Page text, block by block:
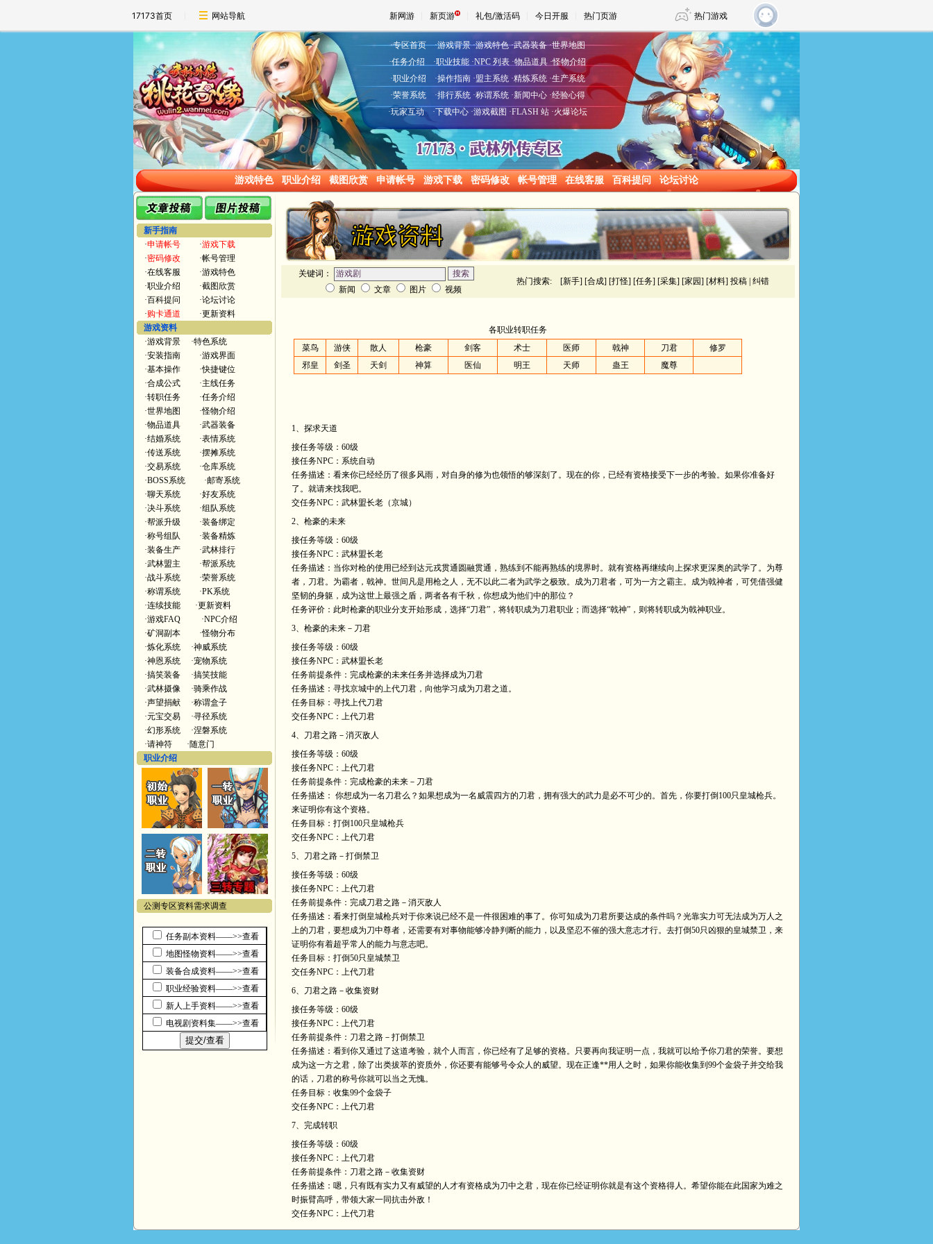
17173首页 网站导航 新网游 新页游 礼包/激活码 今日开服 热门页游 热门游戏
魔兽 DNF 传奇4
天堂 剑网3旗舰版 新天龙八部
王权与自由 诛仙世界 仙剑世界
·专区首页·游戏背景·游戏特色·武器装备·世界地图
·任务介绍 ·职业技能 ·NPC 列表 ·物品道具 ·怪物介绍
·职业介绍 ·操作指南·盟主系统·精炼系统·生产系统
·荣誉系统·排行系统·称谓系统·新闻中心·经验心得
·玩家互动·下载中心·游戏截图 ·FLASH 站·火爆论坛
游戏特色 职业介绍 截图欣赏 申请帐号 游戏下载 密码修改 帐号管理 在线客服 百科提问 论坛讨论
新手指南
·申请帐号 ·游戏下载
·密码修改 ·帐号管理
·在线客服 ·游戏特色
·职业介绍 ·截图欣赏
·百科提问 ·论坛讨论
·购卡通道 ·更新资料
游戏资料
·游戏背景 ·特色系统
·安装指南 ·游戏界面
·基本操作 ·快捷键位
·合成公式 ·主线任务
·转职任务 ·任务介绍
·世界地图 ·怪物介绍
·物品道具 ·武器装备
·结婚系统 ·表情系统
·传送系统 ·摆摊系统
·交易系统 ·仓库系统
·BOSS系统 ·邮寄系统
·聊天系统 ·好友系统
·决斗系统 ·组队系统
·帮派升级 ·装备绑定
·称号组队 ·装备精炼
·装备生产 ·武林排行
·武林盟主 ·帮派系统
·战斗系统 ·荣誉系统
·称谓系统 ·PK系统
·连续技能 ·更新资料
·游戏FAQ ·NPC介绍
·矿洞副本 ·怪物分布
·炼化系统 ·神威系统
·神恩系统 ·宠物系统
·搞笑装备 ·搞笑技能
·武林摄像 ·骑乘作战
·声望捐献 ·称谓盒子
·元宝交易 ·寻径系统
·幻形系统 ·涅磐系统
·请神符 ·随意门
职业介绍
公测专区资料需求调查
任务副本资料——>>查看
地图怪物资料——>>查看
装备合成资料——>>查看
职业经验资料——>>查看
新人上手资料——>>查看
电视剧资料集——>>查看
关键词：
新闻
文章 图片 视频
热门搜索: [新手] [合成] [打怪] [任务] [采集] [家园] [材料] 投稿| 纠错
各职业转职任务
菜鸟
游侠 散人 枪豪 剑客 术士 医师 戟神 刀君
修罗
邪皇
剑圣 天剑 神算 医仙 明王 天师 蛊王 魔尊
1、探求天道
接任务等级：60级
接任务NPC：系统自动
任务描述：看来你已经经历了很多风雨，对自身的修为也领悟的够深刻了。现在的你，已经有资格接受下一步的考验。如果你准备好
了。就请来找我吧。
交任务NPC：武林盟长老（京城）
2、枪豪的未来
接任务等级：60级
接任务NPC：武林盟长老
任务描述：当你对枪的使用已经到达元戎贯通圆融贯通，熟练到不能再熟练的境界时。就有资格再继续向上探求更深奥的武学了。为尊
者，刀君。为霸者，戟神。世间凡是用枪之人，无不以此二者为武学之极致。成为刀君者，可为一方之霸主。成为戟神者，可凭借强健
坚韧的身躯，成为这世上最强之盾，两者各有千秋，你想成为他们中的那位？
任务评价：此时枪豪的职业分支开始形成，选择“刀君”，将转职成为刀君职业；而选择“戟神”，则将转职成为戟神职业。
3、枪豪的未来－刀君
接任务等级：60级
接任务NPC：武林盟长老
任务前提条件：完成枪豪的未来任务并选择成为刀君
任务描述：寻找京城中的上代刀君，向他学习成为刀君之道。
任务目标：寻找上代刀君
交任务NPC：上代刀君
4、刀君之路－消灭敌人
接任务等级：60级
接任务NPC：上代刀君
任务前提条件：完成枪豪的未来－刀君
任务描述： 你想成为一名刀君么？如果想成为一名威震四方的刀君，拥有强大的武力是必不可少的。首先，你要打倒100只皇城枪兵。
来证明你有这个资格。
任务目标：打倒100只皇城枪兵
交任务NPC：上代刀君
5、刀君之路－打倒禁卫
接任务等级：60级
接任务NPC：上代刀君
任务前提条件：完成刀君之路－消灭敌人
任务描述：看来打倒皇城枪兵对于你来说已经不是一件很困难的事了。你可知成为刀君所要达成的条件吗？光靠实力可无法成为万人之
上的刀君，要想成为刀中尊者，还需要有对事物能够冷静判断的能力，以及坚忍不催的强大意志才行。去打倒50只凶狠的皇城禁卫，来
证明你有着超乎常人的能力与意志吧。
任务目标：打倒50只皇城禁卫
交任务NPC：上代刀君
6、刀君之路－收集资财
接任务等级：60级
接任务NPC：上代刀君
任务前提条件：刀君之路－打倒禁卫
任务描述：看到你又通过了这道考验，就个人而言，你已经有了足够的资格。只要再向我证明一点，我就可以给予你刀君的荣誉。要想
成为这一方之君，除了出类拔萃的资质外，你还要有能够号令众人的威望。现在正逢**用人之时，如果你能收集到99个金袋子并交给我
的话，刀君的称号你就可以当之无愧。
任务目标：收集99个金袋子
交任务NPC：上代刀君
7、完成转职
接任务等级：60级
接任务NPC：上代刀君
任务前提条件：刀君之路－收集资财
任务描述：嗯，只有既有实力又有威望的人才有资格成为刀中之君，现在你已经证明你就是有这个资格得人。希望你能在此国家为难之
时振臂高呼，带领大家一同抗击外敌！
交任务NPC：上代刀君